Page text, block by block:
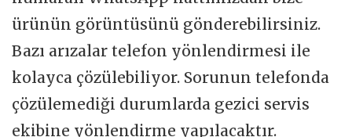
ürünün görüntüsünü gönderebilirsiniz.
Bazı arızalar telefon yönlendirmesi ile
kolayca çözülebiliyor. Sorunun telefonda
çözülemediği durumlarda gezici servis
ekibine yönlendirme yapılacaktır.